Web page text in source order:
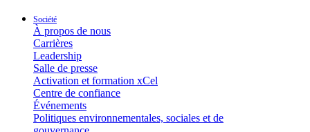
Société
À propos de nous
Carrières
Leadership
Salle de presse
Activation et formation xCel
Centre de confiance
Événements
Politiques environnementales, sociales et de